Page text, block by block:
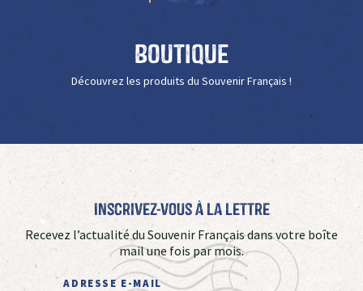
Boutique
Découvrez les produits du Souvenir Français !
Inscrivez-vous à La Lettre
Recevez l’actualité du Souvenir Français dans votre boîte
mail une fois par mois.
ADRESSE E-MAIL